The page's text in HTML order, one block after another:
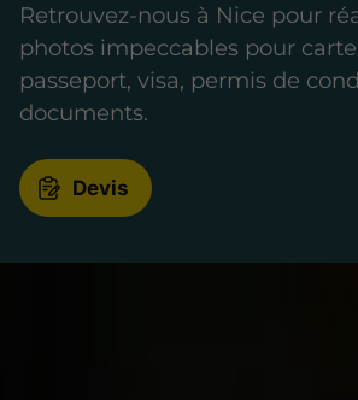
Retrouvez-nous à Nice pour
photos impeccables pour
passeport, visa, permis de
documents.
Devis